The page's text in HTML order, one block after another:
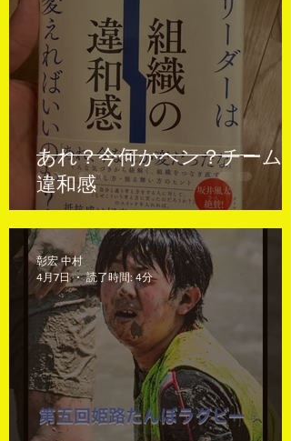
あれ？今何かヘン？チームの
違和感
彰宏 中村
4月7日
読了時間: 4分